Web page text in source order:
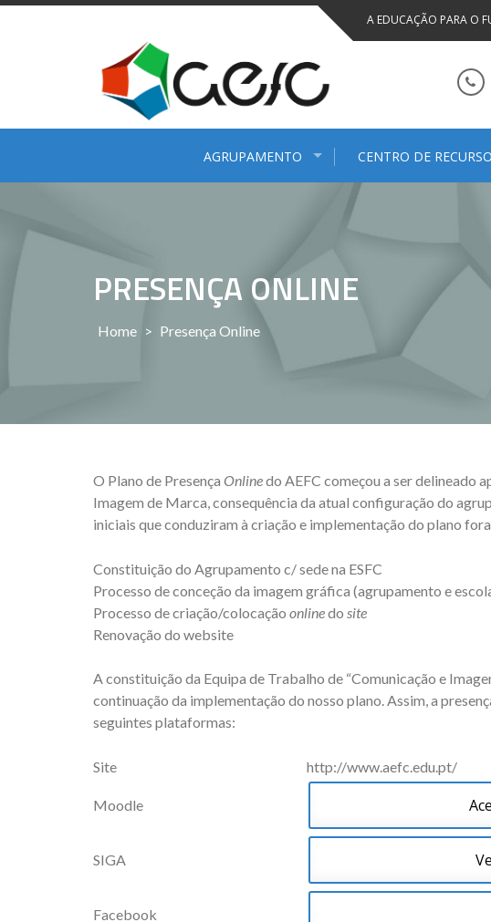
Saltar
A EDUCAÇÃO PARA O
AGRUPAMENTO CENTRO DE
PRESENÇA ONLINE
Home > Presença Online
O Plano de Presença Onlinedo AEFC começou a ser delineado
Imagem de Marca, consequência da atual configuração do
iniciais que conduziram à criação e implementação do plano
Constituição do Agrupamento c/ sede na ESFC
Processo de conceção da imagem gráfica (agrupamento e
Processo de criação/colocação onlinedo site
Renovação do website
A constituição da Equipa de Trabalho de “Comunicação e
continuação da implementação do nosso plano. Assim, a
seguintes plataformas:
Site http://www.aefc.edu.pt/
Moodle
SIGA
Facebook